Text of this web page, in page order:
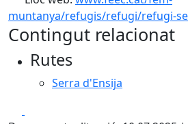
muntanya/refugis/refugi/refugi-
Contingut relacionat
Rutes
Serra d'Ensija